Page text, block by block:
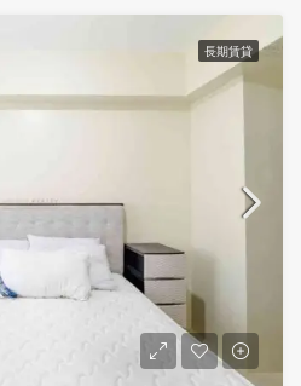
長期賃貸